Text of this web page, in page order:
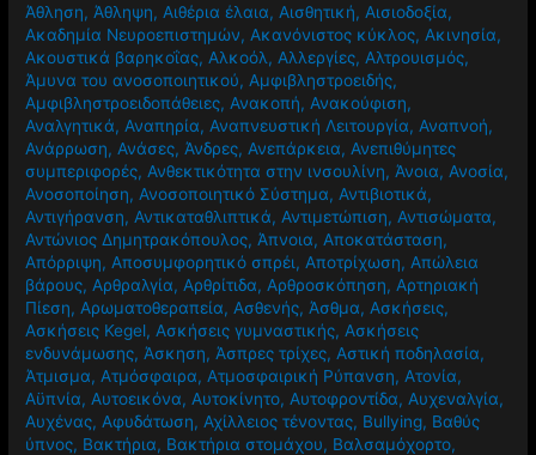
Άθληση, Άθληψη, Αιθέρια έλαια, Αισθητική, Αισιοδοξία,
Ακαδημία Νευροεπιστημών, Ακανόνιστος κύκλος, Ακινησία,
Ακουστικά βαρηκοΐας, Αλκοόλ, Αλλεργίες, Αλτρουισμός,
Άμυνα του ανοσοποιητικού, Αμφιβληστροειδής,
Αμφιβληστροειδοπάθειες, Ανακοπή, Ανακούφιση,
Αναλγητικά, Αναπηρία, Αναπνευστική Λειτουργία, Αναπνοή,
Ανάρρωση, Ανάσες, Άνδρες, Ανεπάρκεια, Ανεπιθύμητες
συμπεριφορές, Ανθεκτικότητα στην ινσουλίνη, Άνοια, Ανοσία,
Ανοσοποίηση, Ανοσοποιητικό Σύστημα, Αντιβιοτικά,
Αντιγήρανση, Αντικαταθλιπτικά, Αντιμετώπιση, Αντισώματα,
Αντώνιος Δημητρακόπουλος, Άπνοια, Αποκατάσταση,
Απόρριψη, Αποσυμφορητικό σπρέι, Αποτρίχωση, Απώλεια
βάρους, Αρθραλγία, Αρθρίτιδα, Αρθροσκόπηση, Αρτηριακή
Πίεση, Αρωματοθεραπεία, Ασθενής, Άσθμα, Ασκήσεις,
Ασκήσεις Kegel, Ασκήσεις γυμναστικής, Ασκήσεις
ενδυνάμωσης, Άσκηση, Άσπρες τρίχες, Αστική ποδηλασία,
Άτμισμα, Ατμόσφαιρα, Ατμοσφαιρική Ρύπανση, Ατονία,
Αϋπνία, Αυτοεικόνα, Αυτοκίνητο, Αυτοφροντίδα, Αυχεναλγία,
Αυχένας, Αφυδάτωση, Αχίλλειος τένοντας, Βullying, Βαθύς
ύπνος, Βακτήρια, Βακτήρια στομάχου, Βαλσαμόχορτο,